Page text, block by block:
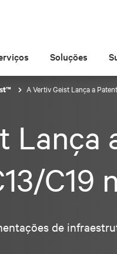
Soluções
A Vertiv Geist Lança a
Lança
C19
de